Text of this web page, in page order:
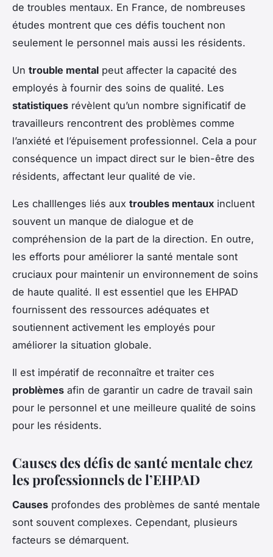
de troubles mentaux. En France, de nombreuses
études montrent que ces défis touchent non
seulement le personnel mais aussi les résidents.
Un trouble mental peut affecter la capacité des
employés à fournir des soins de qualité. Les
statistiques révèlent qu’un nombre significatif de
travailleurs rencontrent des problèmes comme
l’anxiété et l’épuisement professionnel. Cela a pour
conséquence un impact direct sur le bien-être des
résidents, affectant leur qualité de vie.
Les challlenges liés aux troubles mentaux incluent
souvent un manque de dialogue et de
compréhension de la part de la direction. En outre,
les efforts pour améliorer la santé mentale sont
cruciaux pour maintenir un environnement de soins
de haute qualité. Il est essentiel que les EHPAD
fournissent des ressources adéquates et
soutiennent activement les employés pour
améliorer la situation globale.
Il est impératif de reconnaître et traiter ces
problèmes afin de garantir un cadre de travail sain
pour le personnel et une meilleure qualité de soins
pour les résidents.
Causes des défis de santé mentale chez
les professionnels de l’EHPAD
Causes profondes des problèmes de santé mentale
sont souvent complexes. Cependant, plusieurs
facteurs se démarquent.